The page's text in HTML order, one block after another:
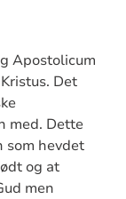
Apostolicum
Det
med. Dette
som hevdet
og at
men